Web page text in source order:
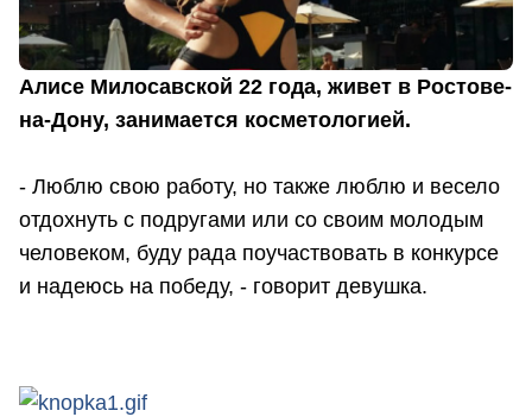
Алисе Милосавской 22 года, живет в Ростове-
на-Дону, занимается косметологией.
- Люблю свою работу, но также люблю и весело
отдохнуть с подругами или со своим молодым
человеком, буду рада поучаствовать в конкурсе
и надеюсь на победу, - говорит девушка.